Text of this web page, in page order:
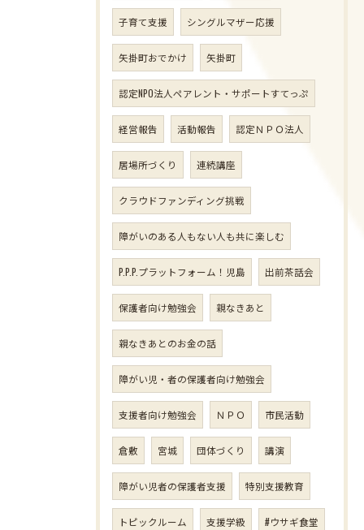
子育て支援 シングルマザー応援
矢掛町おでかけ 矢掛町
認定NPO法人ペアレント・サポートすてっぷ
経営報告 活動報告 認定ＮＰＯ法人
居場所づくり 連続講座
クラウドファンディング挑戦
障がいのある人もない人も共に楽しむ
P.P.P.プラットフォーム！児島 出前茶話会
保護者向け勉強会 親なきあと
親なきあとのお金の話
障がい児・者の保護者向け勉強会
支援者向け勉強会 ＮＰＯ 市民活動
倉敷 宮城 団体づくり 講演
障がい児者の保護者支援 特別支援教育
トピックルーム 支援学級 #ウサギ食堂